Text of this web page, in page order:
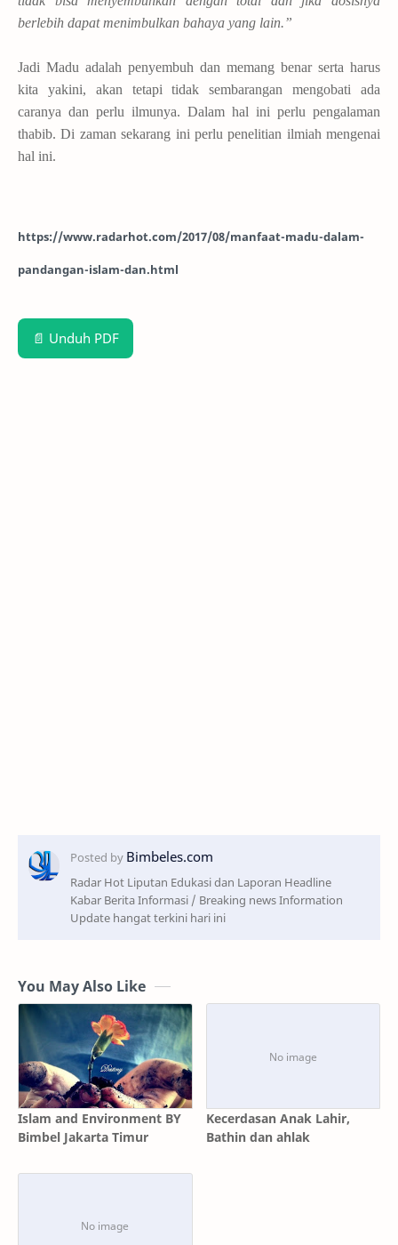
berlebih dapat menimbulkan bahaya yang lain.”
Jadi Madu adalah penyembuh dan memang benar serta harus
kita yakini, akan tetapi tidak sembarangan mengobati ada
caranya dan perlu ilmunya. Dalam hal ini perlu pengalaman
thabib. Di zaman sekarang ini perlu penelitian ilmiah mengenai
hal ini.
https://www.radarhot.com/2017/08/manfaat-madu-dalam-
pandangan-islam-dan.html
📄 Unduh PDF
Radar Hot Liputan Edukasi dan Laporan Headline
Kabar Berita Informasi / Breaking news Information
Update hangat terkini hari ini
You May Also Like
Islam and Environment BY
Bimbel Jakarta Timur
Kecerdasan Anak Lahir,
Bathin dan ahlak